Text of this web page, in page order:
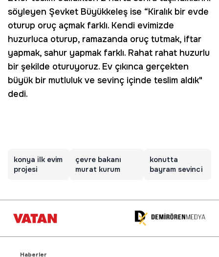
söyleyen Şevket Büyükkeleş ise “Kiralık bir evde
oturup oruç açmak farklı. Kendi evimizde
huzurluca oturup, ramazanda oruç tutmak, iftar
yapmak, sahur yapmak farklı. Rahat rahat huzurlu
bir şekilde oturuyoruz. Ev çıkınca gerçekten
büyük bir mutluluk ve sevinç içinde teslim aldık"
dedi.
konya ilk evim
projesi
çevre bakanı
murat kurum
konutta
bayram sevinci
Haberler